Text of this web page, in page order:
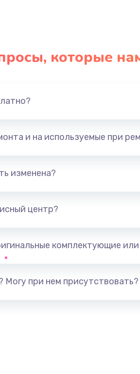
которые
и на используемые при
изменена?
центр?
комплектующие или
при нем присутствовать?